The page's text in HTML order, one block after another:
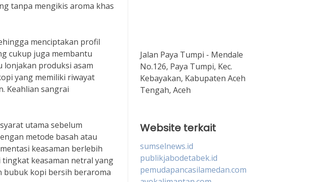
tanpa mengikis aroma khas
menciptakan profil
cukup juga membantu
lonjakan produksi asam
yang memiliki riwayat
Keahlian sangrai
utama sebelum
metode basah atau
keasaman berlebih
tingkat keasaman netral yang
bubuk kopi bersih beraroma
Jalan Paya Tumpi - Mendale
No.126, Paya Tumpi, Kec.
Kebayakan, Kabupaten Aceh
Tengah, Aceh
Website terkait
sumselnews.id
publikjabodetabek.id
pemudapancasilamedan.com